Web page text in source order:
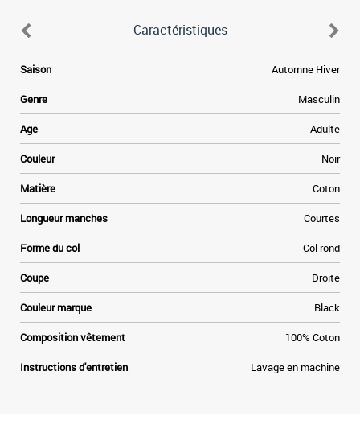
Caractéristiques
Saison Automne Hiver
Genre Masculin
Age Adulte
Couleur Noir
Matière Coton
Longueur manches Courtes
Forme du col Col rond
Coupe Droite
Couleur marque Black
Composition vêtement 100% Coton
Instructions d'entretien Lavage en machine